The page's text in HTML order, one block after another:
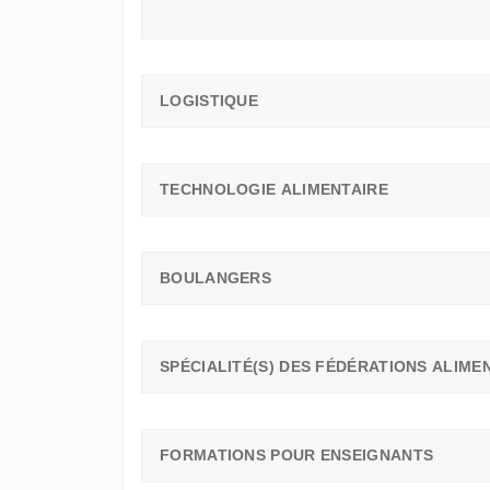
LOGISTIQUE
TECHNOLOGIE ALIMENTAIRE
BOULANGERS
SPÉCIALITÉ(S) DES FÉDÉRATIONS
FORMATIONS POUR ENSEIGNANTS